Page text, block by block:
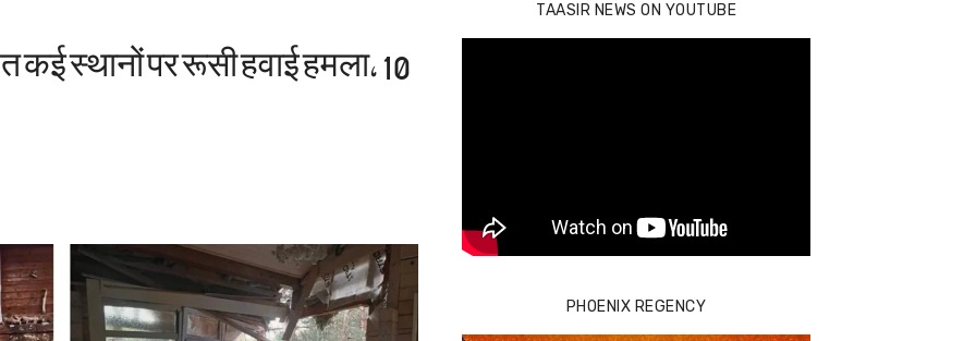
स्थानों पर रूसी हवाई हमला, 10
TAASIR NEWS ON YOUTUBE
PHOENIX REGENCY